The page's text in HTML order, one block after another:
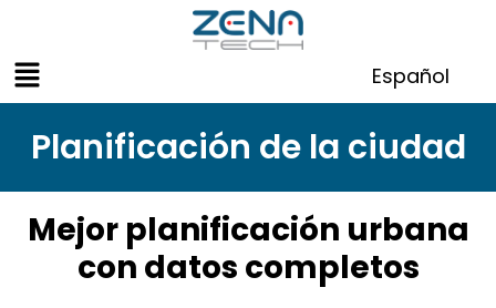
content
Menu Español
Planificación de la ciudad
Mejor planificación urbana
con datos completos